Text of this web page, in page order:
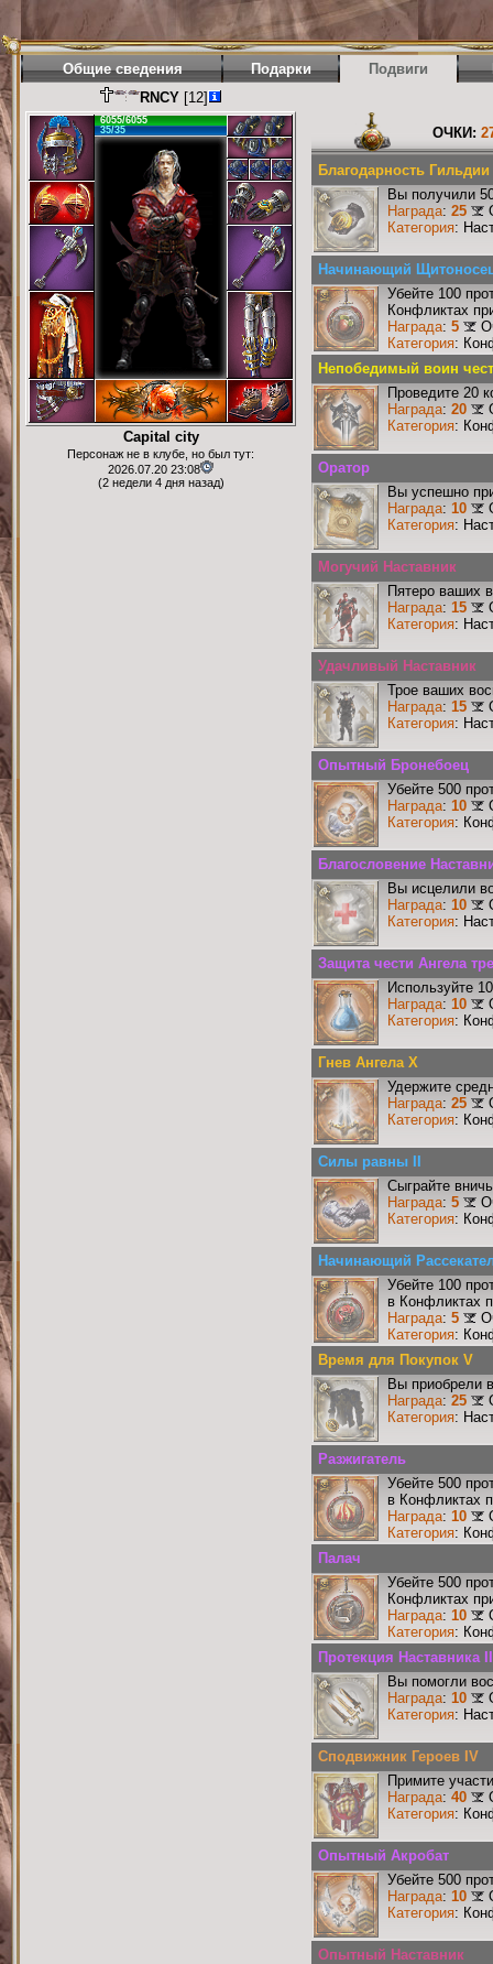
Общие сведения Подарки Подвиги
RNCY [12]
6055/6055
35/35
Capital city
Персонаж не в клубе, но был тут:
2026.07.20 23:08
(2 недели 4 дня назад)
ОЧКИ:
Благодарность Гильдии
Вы получили
Награда: 25
Категория:
Начинающий
Убейте 100
Конфликтах
Награда: 5
Категория:
Непобедимый воин
Проведите 20
Награда: 20
Категория:
Оратор
Вы успешно
Награда: 10
Категория:
Могучий Наставник
Пятеро ваших
Награда: 15
Категория:
Удачливый Наставник
Трое ваших
Награда: 15
Категория:
Опытный Бронебоец
Убейте 500
Награда: 10
Категория:
Благословение
Вы исцелили
Награда: 10
Категория:
Защита чести Ангела
Используйте
Награда: 10
Категория:
Гнев Ангела X
Удержите
Награда: 25
Категория:
Силы равны II
Сыграйте
Награда: 5
Категория:
Начинающий
Убейте 100
в Конфликтах
Награда: 5
Категория:
Время для Покупок V
Вы приобрели
Награда: 25
Категория:
Разжигатель
Убейте 500
в Конфликтах
Награда: 10
Категория:
Палач
Убейте 500
Конфликтах
Награда: 10
Категория:
Протекция Наставника II
Вы помогли
Награда: 10
Категория:
Сподвижник Героев IV
Примите
Награда: 40
Категория:
Опытный Акробат
Убейте 500
Награда: 10
Категория:
Опытный Наставник